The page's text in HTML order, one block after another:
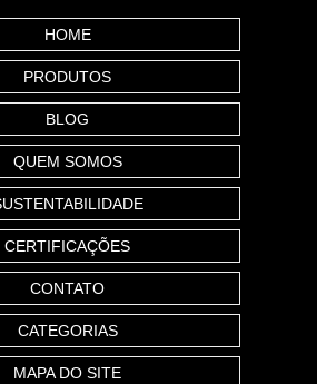
HOME
PRODUTOS
BLOG
QUEM SOMOS
SUSTENTABILIDADE
CERTIFICAÇÕES
CONTATO
CATEGORIAS
MAPA DO SITE